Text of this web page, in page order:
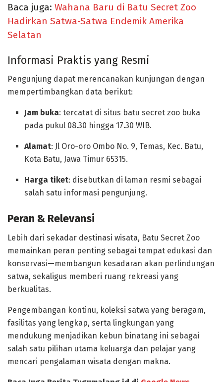
Baca juga: Wahana Baru di Batu Secret Zoo
Hadirkan Satwa-Satwa Endemik Amerika
Selatan
Informasi Praktis yang Resmi
Pengunjung dapat merencanakan kunjungan dengan
mempertimbangkan data berikut:
Jam buka: tercatat di situs batu secret zoo buka
pada pukul 08.30 hingga 17.30 WIB.
Alamat: Jl Oro-oro Ombo No. 9, Temas, Kec. Batu,
Kota Batu, Jawa Timur 65315.
Harga tiket: disebutkan di laman resmi sebagai
salah satu informasi pengunjung.
Peran & Relevansi
Lebih dari sekadar destinasi wisata, Batu Secret Zoo
memainkan peran penting sebagai tempat edukasi dan
konservasi—membangun kesadaran akan perlindungan
satwa, sekaligus memberi ruang rekreasi yang
berkualitas.
Pengembangan kontinu, koleksi satwa yang beragam,
fasilitas yang lengkap, serta lingkungan yang
mendukung menjadikan kebun binatang ini sebagai
salah satu pilihan utama keluarga dan pelajar yang
mencari pengalaman wisata dengan makna.